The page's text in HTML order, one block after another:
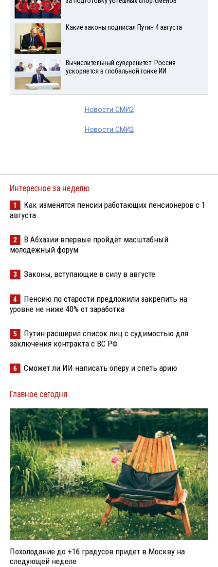
Какие законы подписал Путин 4 августа
Вычислительный суверенитет: Россия
ускоряется в глобальной гонке ИИ
Новости СМИ2
Новости СМИ2
Интересное за неделю
1
Как изменятся пенсии работающих пенсионеров с 1
августа
2
В Абхазии впервые пройдёт масштабный
молодёжный форум
3 Законы, вступающие в силу в августе
4
Пенсию по старости предложили закрепить на
уровне не ниже 40% от заработка
5
Путин расширил список лиц с судимостью для
заключения контракта с ВС РФ
6 Сможет ли ИИ написать оперу и спеть арию
Главное сегодня
Похолодание до +16 градусов придет в Москву на
следующей неделе